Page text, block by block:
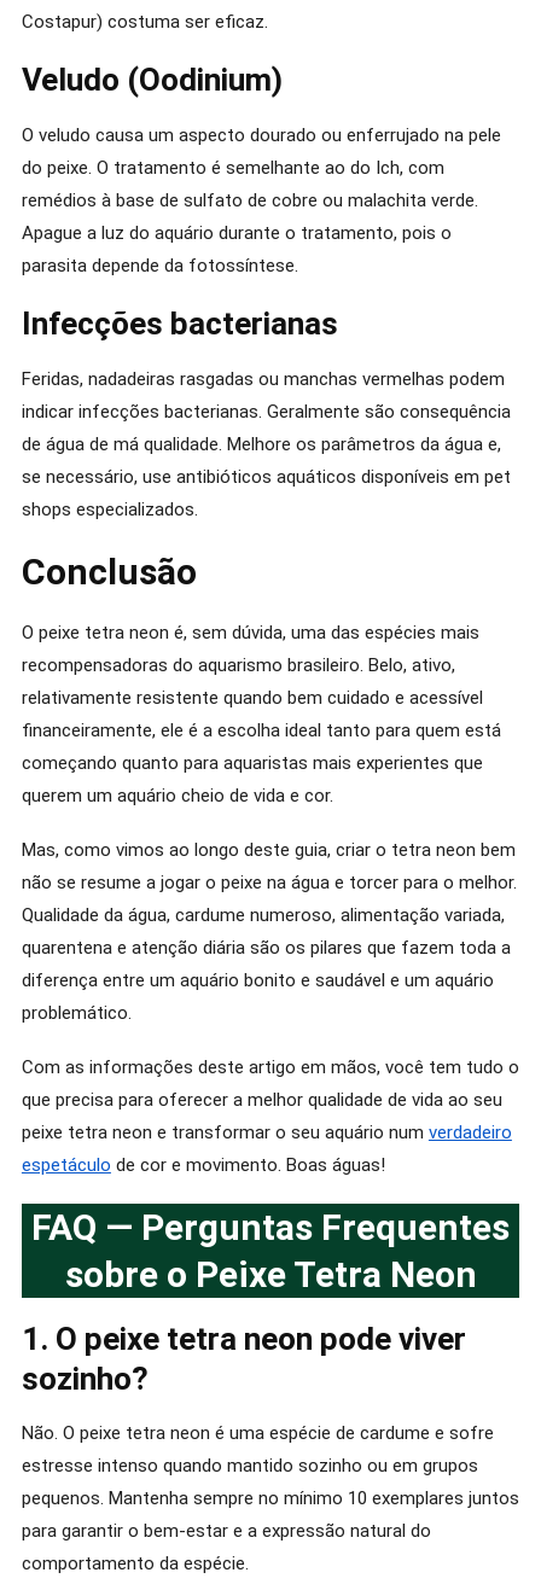
Costapur) costuma ser eficaz.
Veludo (Oodinium)
O veludo causa um aspecto dourado ou enferrujado na pele
do peixe. O tratamento é semelhante ao do Ich, com
remédios à base de sulfato de cobre ou malachita verde.
Apague a luz do aquário durante o tratamento, pois o
parasita depende da fotossíntese.
Infecções bacterianas
Feridas, nadadeiras rasgadas ou manchas vermelhas podem
indicar infecções bacterianas. Geralmente são consequência
de água de má qualidade. Melhore os parâmetros da água e,
se necessário, use antibióticos aquáticos disponíveis em pet
shops especializados.
Conclusão
O peixe tetra neon é, sem dúvida, uma das espécies mais
recompensadoras do aquarismo brasileiro. Belo, ativo,
relativamente resistente quando bem cuidado e acessível
financeiramente, ele é a escolha ideal tanto para quem está
começando quanto para aquaristas mais experientes que
querem um aquário cheio de vida e cor.
Mas, como vimos ao longo deste guia, criar o tetra neon bem
não se resume a jogar o peixe na água e torcer para o melhor.
Qualidade da água, cardume numeroso, alimentação variada,
quarentena e atenção diária são os pilares que fazem toda a
diferença entre um aquário bonito e saudável e um aquário
problemático.
Com as informações deste artigo em mãos, você tem tudo o
que precisa para oferecer a melhor qualidade de vida ao seu
peixe tetra neon e transformar o seu aquário num verdadeiro
espetáculo de cor e movimento. Boas águas!
FAQ — Perguntas Frequentes
sobre o Peixe Tetra Neon
1. O peixe tetra neon pode viver
sozinho?
Não. O peixe tetra neon é uma espécie de cardume e sofre
estresse intenso quando mantido sozinho ou em grupos
pequenos. Mantenha sempre no mínimo 10 exemplares juntos
para garantir o bem-estar e a expressão natural do
comportamento da espécie.